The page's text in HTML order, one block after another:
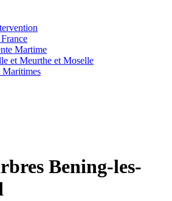
Martime
et Meurthe et Moselle
Maritimes
Bening-les-